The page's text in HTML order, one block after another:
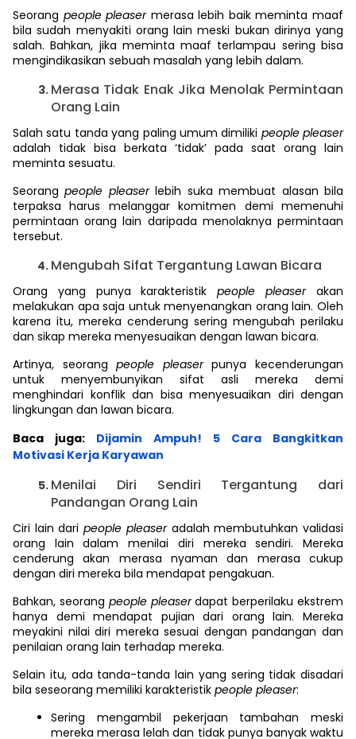
Seorang people pleaser merasa lebih baik meminta maaf
bila sudah menyakiti orang lain meski bukan dirinya yang
salah. Bahkan, jika meminta maaf terlampau sering bisa
mengindikasikan sebuah masalah yang lebih dalam.
Merasa Tidak Enak Jika Menolak Permintaan
Orang Lain
Salah satu tanda yang paling umum dimiliki people pleaser
adalah tidak bisa berkata ‘tidak’ pada saat orang lain
meminta sesuatu.
Seorangpeople pleaserlebih suka membuat alasan bila
terpaksa harus melanggar komitmen demi memenuhi
permintaan orang lain daripada menolaknya permintaan
tersebut.
Mengubah Sifat Tergantung Lawan Bicara
Orang yang punya karakteristikpeople pleaserakan
melakukan apa saja untuk menyenangkan orang lain. Oleh
karena itu, mereka cenderung sering mengubah perilaku
dan sikap mereka menyesuaikan dengan lawan bicara.
Artinya, seorangpeople pleaserpunya kecenderungan
untuk menyembunyikan sifat asli mereka demi
menghindari konflik dan bisa menyesuaikan diri dengan
lingkungan dan lawan bicara.
Baca juga: Dijamin Ampuh! 5 Cara Bangkitkan
Motivasi Kerja Karyawan
Menilai Diri Sendiri Tergantung dari
Pandangan Orang Lain
Ciri lain daripeople pleaser adalah membutuhkan validasi
orang lain dalam menilai diri mereka sendiri. Mereka
cenderung akan merasa nyaman dan merasa cukup
dengan diri mereka bila mendapat pengakuan.
Bahkan, seorang people pleaserdapat berperilaku ekstrem
hanya demi mendapat pujian dari orang lain. Mereka
meyakini nilai diri mereka sesuai dengan pandangan dan
penilaian orang lain terhadap mereka.
Selain itu, ada tanda-tanda lain yang sering tidak disadari
bila seseorang memiliki karakteristik people pleaser:
Sering mengambil pekerjaan tambahan meski
mereka merasa lelah dan tidak punya banyak waktu